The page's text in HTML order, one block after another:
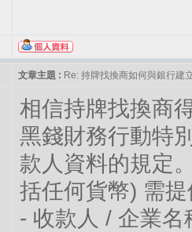
文章主題 : Re: 持牌找換商如何與銀行建
相信持牌找換商
黑錢財務行動特
款人資料的規定
括任何貨幣) 需
- 收款人 / 企業